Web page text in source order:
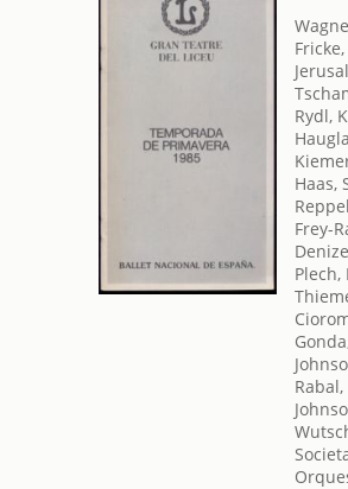
Rydl,
Haas,
Frey-
Plech,